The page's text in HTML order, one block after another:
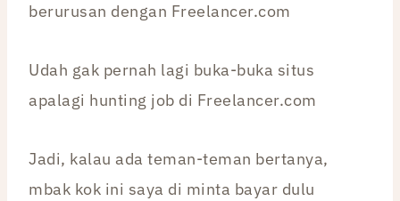
berurusan dengan Freelancer.com
Udah gak pernah lagi buka-buka situs
apalagi hunting job di Freelancer.com
Jadi, kalau ada teman-teman bertanya,
mbak kok ini saya di minta bayar dulu